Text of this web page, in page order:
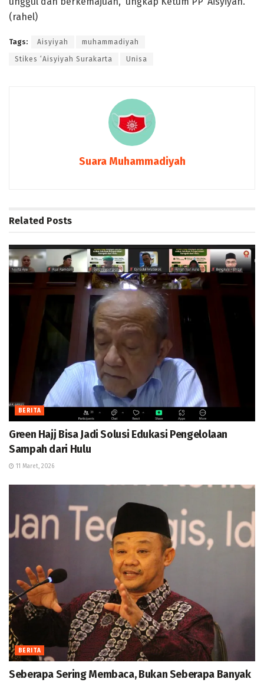
(rahel)
Tags: Aisyiyah muhammadiyah
Stikes ‘Aisyiyah Surakarta Unisa
Suara Muhammadiyah
Related Posts
BERITA
Green Hajj Bisa Jadi Solusi Edukasi Pengelolaan
Sampah dari Hulu
11 Maret, 2026
BERITA
Seberapa Sering Membaca, Bukan Seberapa Banyak